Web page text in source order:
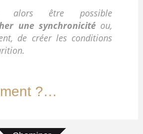
alors être possible
une synchronicitéou,
de créer les conditions
?…